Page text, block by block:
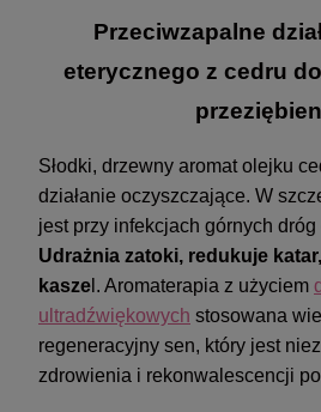
Przeciwzapalne
eterycznego z cedru
Słodki, drzewny aromat olejku
działanie oczyszczające. W
jest przy infekcjach górnych
Udrażnia zatoki, redukuje
kasze l. Aromaterapia z użyciem
ultradźwiękowych stosowana
regeneracyjny sen, który jest
zdrowienia i rekonwalescencji